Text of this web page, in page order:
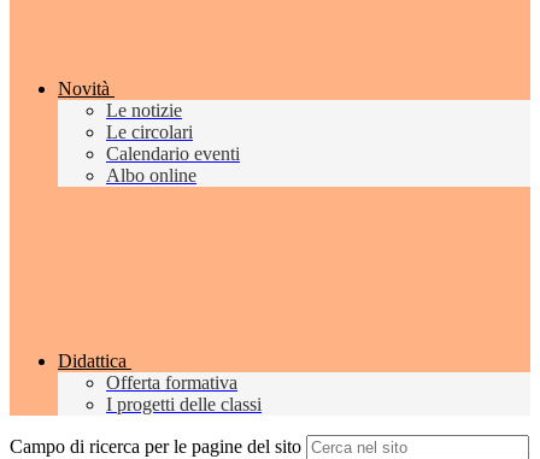
Novità
Le notizie
Le circolari
Calendario eventi
Albo online
Didattica
Offerta formativa
I progetti delle classi
Campo di ricerca per le pagine del sito